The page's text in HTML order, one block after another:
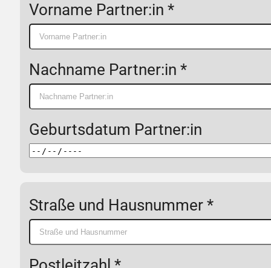
Vorname Partner:in *
Nachname Partner:in *
Geburtsdatum Partner:in
Straße und Hausnummer *